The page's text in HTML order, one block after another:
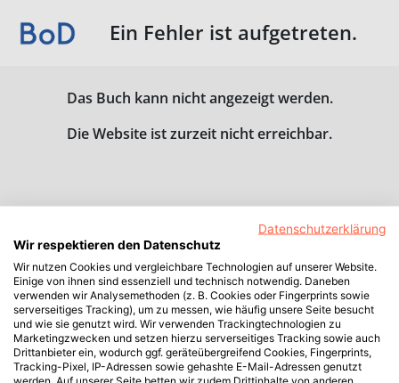
Ein Fehler ist aufgetreten.
Das Buch kann nicht angezeigt werden.
Die Website ist zurzeit nicht erreichbar.
Datenschutzerklärung
Wir respektieren den Datenschutz
Wir nutzen Cookies und vergleichbare Technologien auf unserer Website.
Einige von ihnen sind essenziell und technisch notwendig. Daneben
verwenden wir Analysemethoden (z. B. Cookies oder Fingerprints sowie
serverseitiges Tracking), um zu messen, wie häufig unsere Seite besucht
und wie sie genutzt wird. Wir verwenden Trackingtechnologien zu
Marketingzwecken und setzen hierzu serverseitiges Tracking sowie auch
Drittanbieter ein, wodurch ggf. geräteübergreifend Cookies, Fingerprints,
Tracking-Pixel, IP-Adressen sowie gehashte E-Mail-Adressen genutzt
werden. Auf unserer Seite betten wir zudem Drittinhalte von anderen